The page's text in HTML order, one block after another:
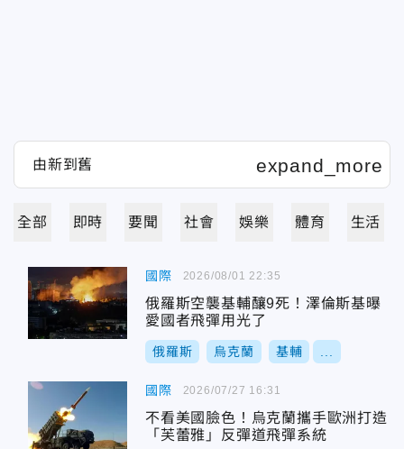
全部 即時 要聞 社會 娛樂 體育 生活
國際
俄羅斯空襲基輔釀9死！澤倫斯基曝
愛國者飛彈用光了
俄羅斯 烏克蘭 基輔
2026/08/01 22:35
國際
不看美國臉色！烏克蘭攜手歐洲打造
「芙蕾雅」反彈道飛彈系統
2026/07/27 16:31